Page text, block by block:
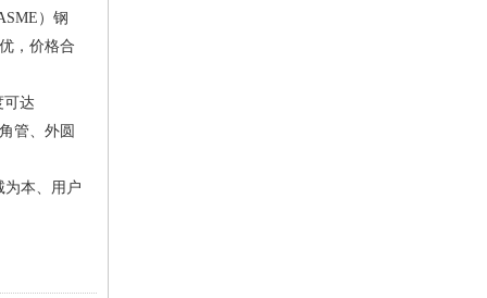
）钢
，价格合
达
管、外圆
本、用户